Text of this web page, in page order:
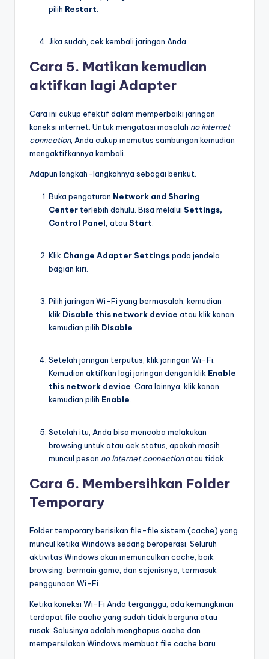
pilih Restart
Jika sudah, cek kembali jaringan Anda.
Cara 5. Matikan kemudian
aktifkan lagi Adapter
Cara ini cukup efektif dalam memperbaiki jaringan
koneksi internet. Untuk mengatasi masalah no internet
connection, Anda cukup memutus sambungan kemudian
mengaktifkannya kembali.
Adapun langkah-langkahnya sebagai berikut.
Buka pengaturan Network and Sharing
Center terlebih dahulu. Bisa melalui Settings,
Control Panel, atau Start
Klik Change Adapter Settingspada jendela
bagian kiri.
Pilih jaringan Wi-Fi yang bermasalah, kemudian
klik Disable this network device atau klik kanan
kemudian pilih Disable
Setelah jaringan terputus, klik jaringan Wi-Fi.
Kemudian aktifkan lagi jaringan dengan klik Enable
this network device . Cara lainnya, klik kanan
kemudian pilih Enable
Setelah itu, Anda bisa mencoba melakukan
browsing untuk atau cek status, apakah masih
muncul pesan no internet connectionatau tidak.
Cara 6. Membersihkan Folder
Temporary
Folder temporary berisikan file-file sistem (cache) yang
muncul ketika Windows sedang beroperasi. Seluruh
aktivitas Windows akan memunculkan cache, baik
browsing, bermain game, dan sejenisnya, termasuk
penggunaan Wi-Fi.
Ketika koneksi Wi-Fi Anda terganggu, ada kemungkinan
terdapat file cache yang sudah tidak berguna atau
rusak. Solusinya adalah menghapus cache dan
mempersilakan Windows membuat file cache baru.